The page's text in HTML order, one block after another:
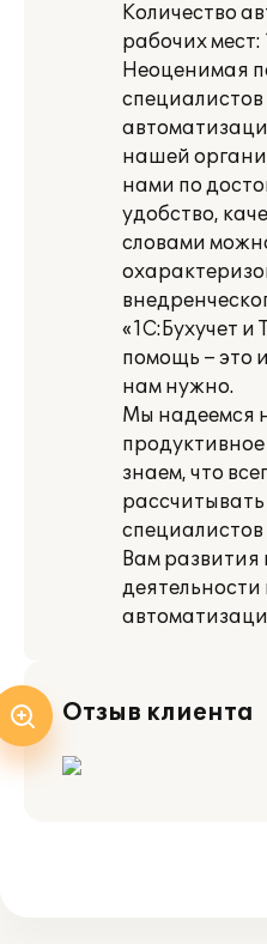
Количество
рабочих мест:
Неоценимая
нашей
нами по
удобство,
словами
«1С:Бухучет и
помощь – это
нам нужно.
Мы надеемся
знаем, что
Вам развития
Отзыв клиента